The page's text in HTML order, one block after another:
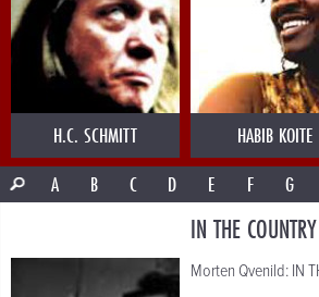
H.C. SCHMITT HABIB KOITE
A
B C D E F G
IN THE COUNTRY
Morten Qvenild: IN